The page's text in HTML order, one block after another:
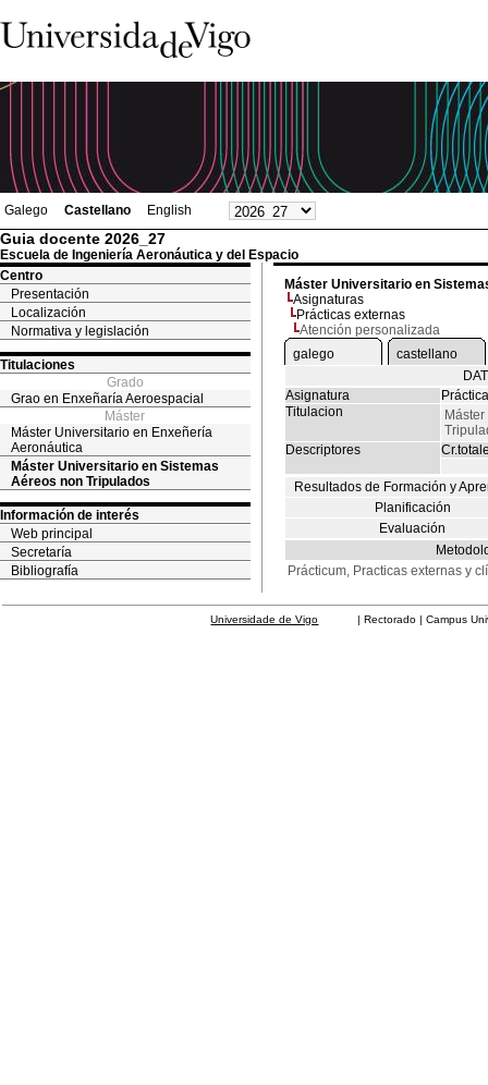
Galego Castellano English
Guia docente 2026_27
Escuela de Ingeniería Aeronáutica y del Espacio
Centro
Presentación
Localización
Normativa y legislación
Titulaciones
Grado
Grao en Enxeñaría Aeroespacial
Máster
Máster Universitario en Enxeñería
Aeronáutica
Máster Universitario en Sistemas
Aéreos non Tripulados
Información de interés
Web principal
Secretaría
Bibliografía
Máster Universitario en
Asignaturas
Prácticas externas
Atención personalizada
galego
castellano
Asignatura
Titulacion
Descriptores
Resultados de Formación y
Planificación
Evaluación
Prácticum, Practicas externas y
Universidade de Vigo | Rectorado | Campus